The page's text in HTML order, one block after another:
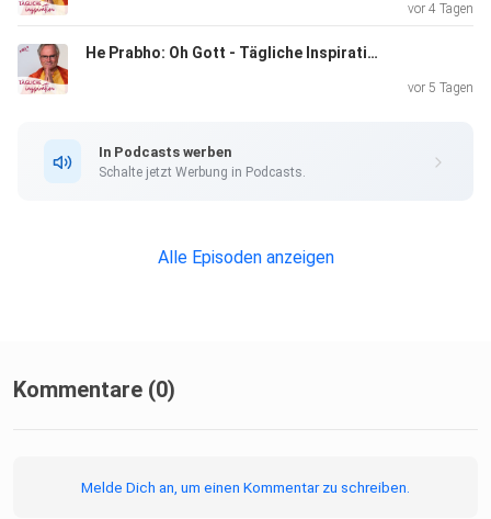
vor 4 Tagen
He Prabho: Oh Gott - Tägliche Inspiration
vor 5 Tagen
In Podcasts werben
Schalte jetzt Werbung in Podcasts.
Alle Episoden anzeigen
Kommentare (0)
Melde Dich an, um einen Kommentar zu schreiben.